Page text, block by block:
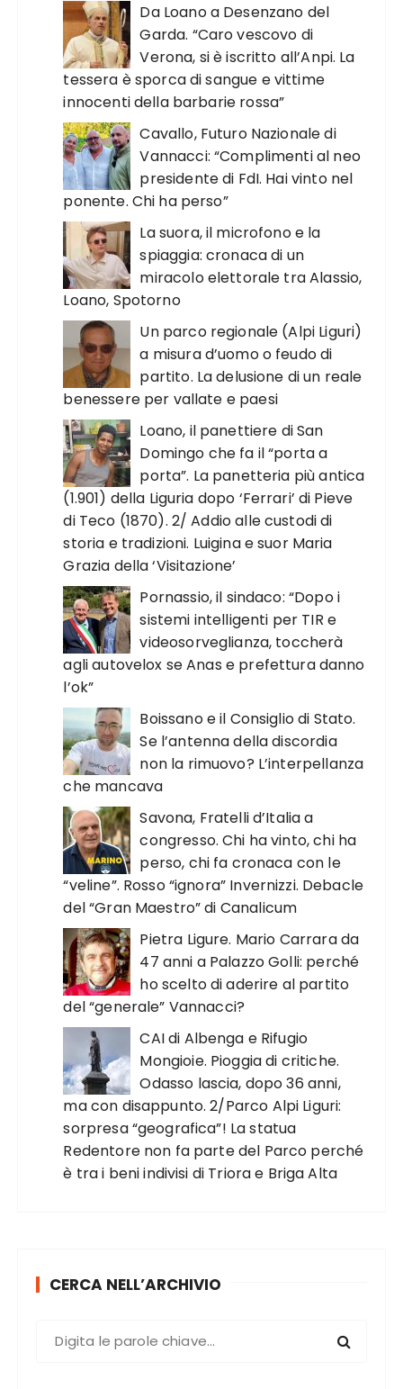
Da Loano a Desenzano del
Garda. “Caro vescovo di
Verona, si è iscritto all’Anpi. La
tessera è sporca di sangue e vittime
innocenti della barbarie rossa”
Cavallo, Futuro Nazionale di
Vannacci: “Complimenti al neo
presidente di FdI. Hai vinto nel
ponente. Chi ha perso”
La suora, il microfono e la
spiaggia: cronaca di un
miracolo elettorale tra Alassio,
Loano, Spotorno
Un parco regionale (Alpi Liguri)
a misura d’uomo o feudo di
partito. La delusione di un reale
benessere per vallate e paesi
Loano, il panettiere di San
Domingo che fa il “porta a
porta”. La panetteria più antica
(1.901) della Liguria dopo ‘Ferrari’ di Pieve
di Teco (1870). 2/ Addio alle custodi di
storia e tradizioni. Luigina e suor Maria
Grazia della ‘Visitazione’
Pornassio, il sindaco: “Dopo i
sistemi intelligenti per TIR e
videosorveglianza, toccherà
agli autovelox se Anas e prefettura danno
l’ok”
Boissano e il Consiglio di Stato.
Se l’antenna della discordia
non la rimuovo? L’interpellanza
che mancava
Savona, Fratelli d’Italia a
congresso. Chi ha vinto, chi ha
perso, chi fa cronaca con le
“veline”. Rosso “ignora” Invernizzi. Debacle
del “Gran Maestro” di Canalicum
Pietra Ligure. Mario Carrara da
47 anni a Palazzo Golli: perché
ho scelto di aderire al partito
del “generale” Vannacci?
CAI di Albenga e Rifugio
Mongioie. Pioggia di critiche.
Odasso lascia, dopo 36 anni,
ma con disappunto. 2/Parco Alpi Liguri:
sorpresa “geografica”! La statua
Redentore non fa parte del Parco perché
è tra i beni indivisi di Triora e Briga Alta
CERCA NELL’ARCHIVIO